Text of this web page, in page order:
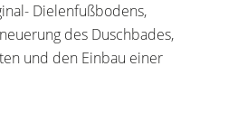
Dielenfußbodens,
des Duschbades,
und den Einbau einer